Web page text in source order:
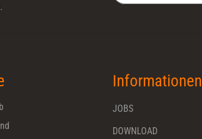
Informationen
JOBS
DOWNLOAD